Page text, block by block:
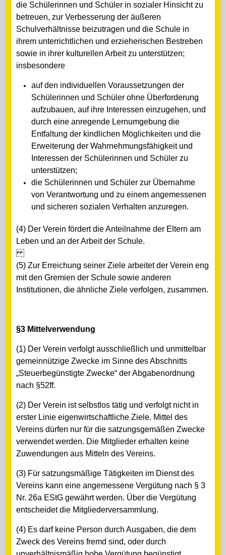
die Schülerinnen und Schüler in sozialer Hinsicht zu
betreuen, zur Verbesserung der äußeren
Schulverhältnisse beizutragen und die Schule in
ihrem unterrichtlichen und erzieherischen Bestreben
sowie in ihrer kulturellen Arbeit zu unterstützen;
insbesondere
auf den individuellen Voraussetzungen der
Schülerinnen und Schüler ohne Überforderung
aufzubauen, auf ihre Interessen einzugehen, und
durch eine anregende Lernumgebung die
Entfaltung der kindlichen Möglichkeiten und die
Erweiterung der Wahrnehmungsfähigkeit und
Interessen der Schülerinnen und Schüler zu
unterstützen;
die Schülerinnen und Schüler zur Übernahme
von Verantwortung und zu einem angemessenen
und sicheren sozialen Verhalten anzuregen.
(4) Der Verein fördert die Anteilnahme der Eltern am
Leben und an der Arbeit der Schule.
(5) Zur Erreichung seiner Ziele arbeitet der Verein eng
mit den Gremien der Schule sowie anderen
Institutionen, die ähnliche Ziele verfolgen, zusammen.
§3 Mittelverwendung
(1) Der Verein verfolgt ausschließlich und unmittelbar
gemeinnützige Zwecke im Sinne des Abschnitts
„Steuerbegünstigte Zwecke“ der Abgabenordnung
nach §52ff.
(2) Der Verein ist selbstlos tätig und verfolgt nicht in
erster Linie eigenwirtschaftliche Ziele. Mittel des
Vereins dürfen nur für die satzungsgemäßen Zwecke
verwendet werden. Die Mitglieder erhalten keine
Zuwendungen aus Mitteln des Vereins.
(3) Für satzungsmäßige Tätigkeiten im Dienst des
Vereins kann eine angemessene Vergütung nach § 3
Nr. 26a EStG gewährt werden. Über die Vergütung
entscheidet die Mitgliederversammlung.
(4) Es darf keine Person durch Ausgaben, die dem
Zweck des Vereins fremd sind, oder durch